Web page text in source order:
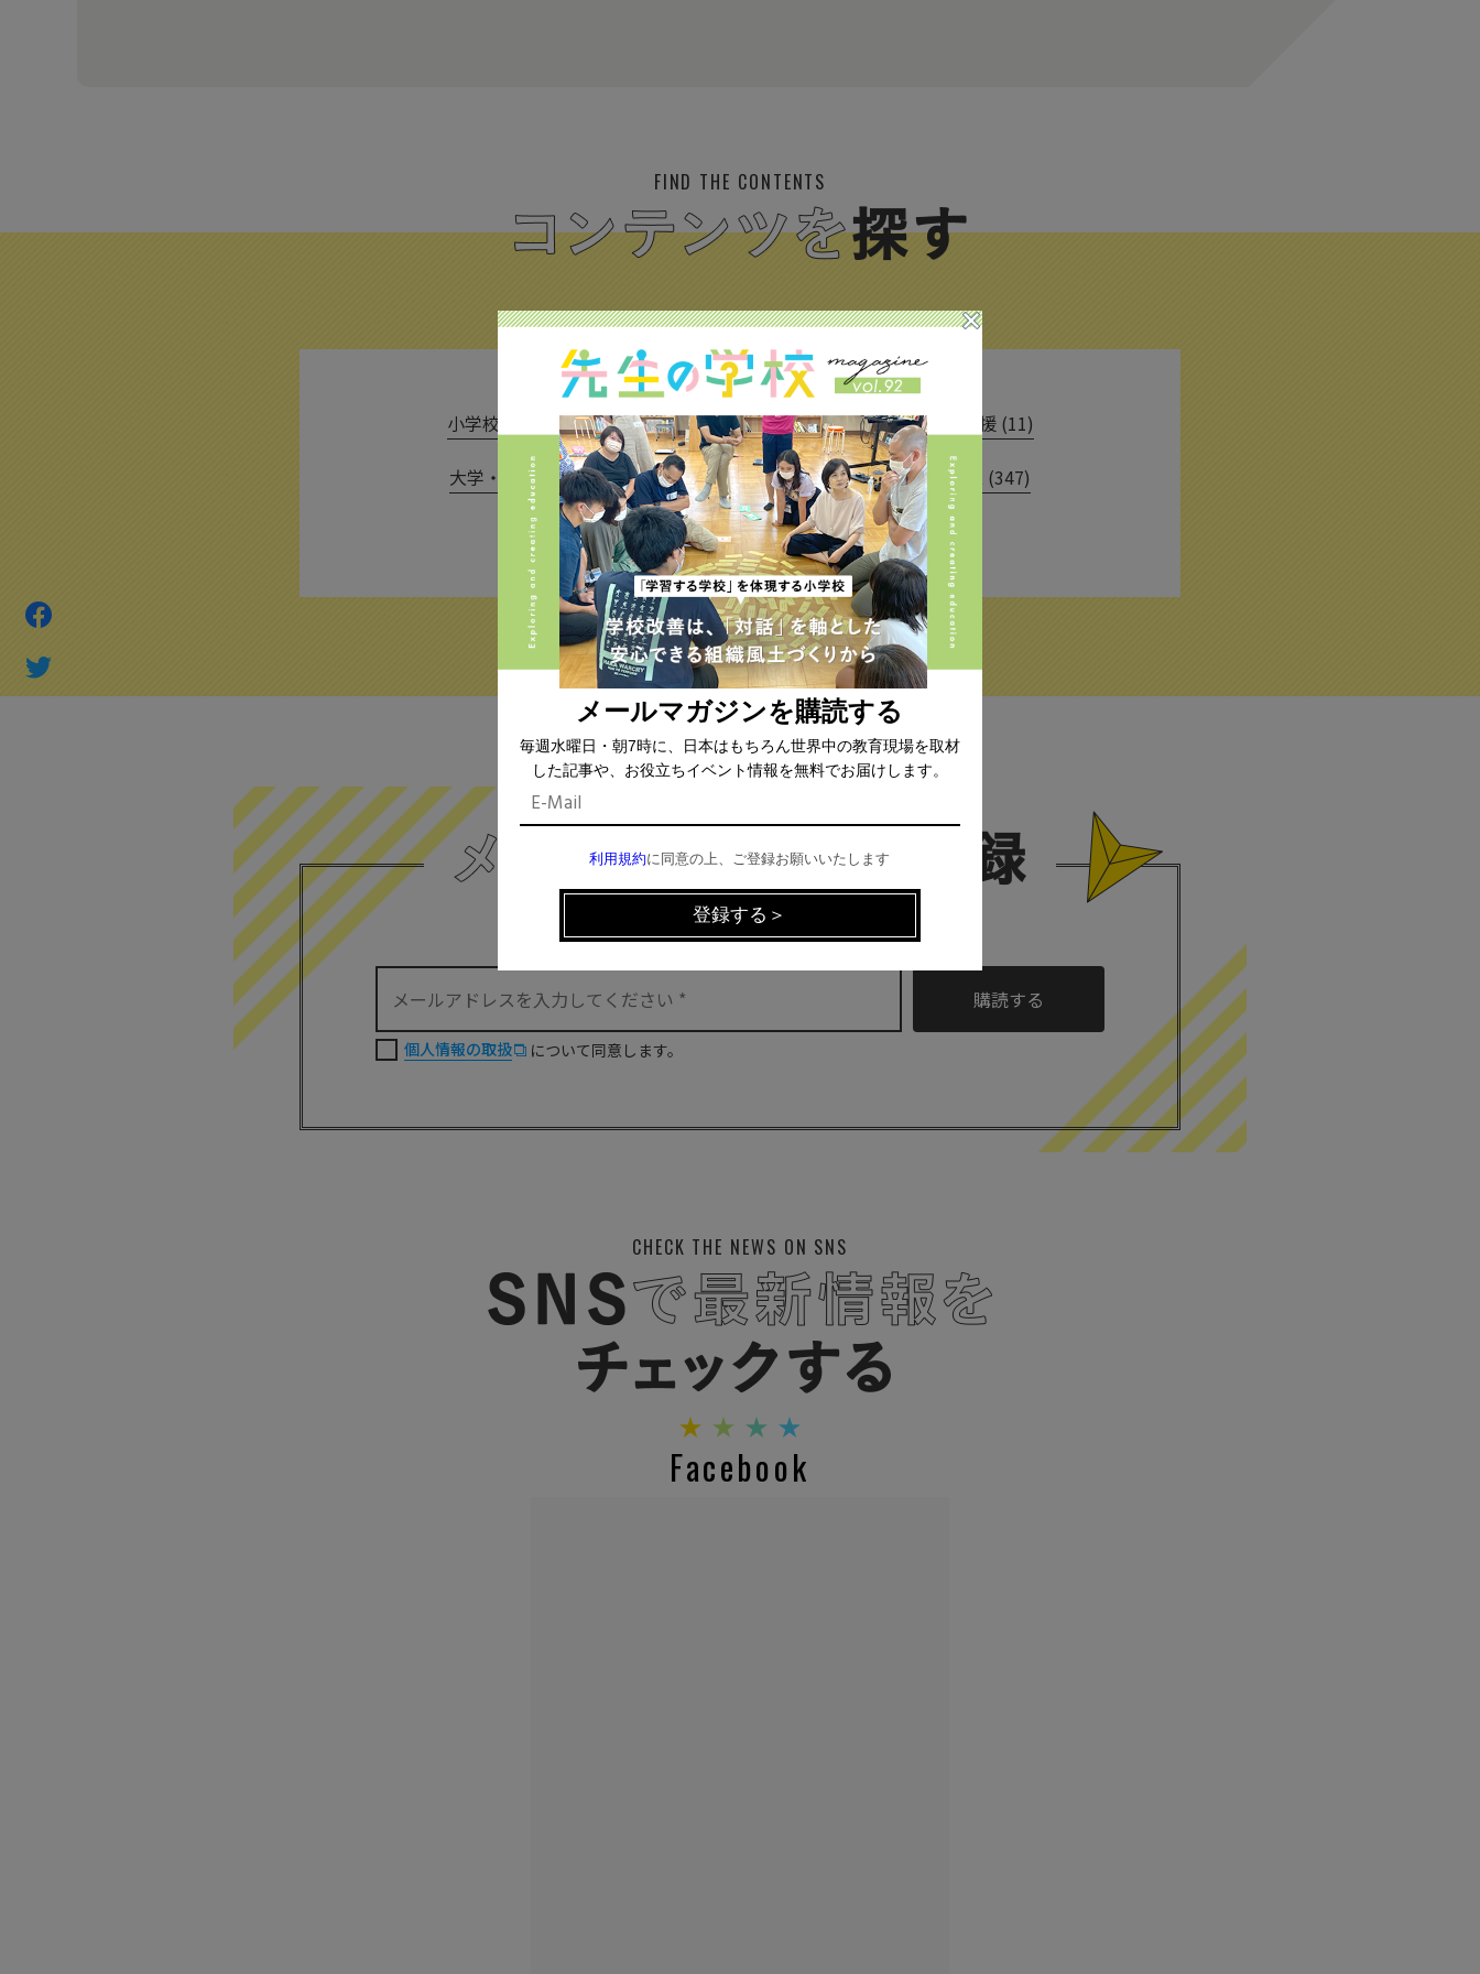
FIND THE CONTENTS
校種から探す テーマから探す
小学校 (293) 中学校 (261) 高校 (293) 一貫校 (65) 特別支援 (11)
大学・専門学校 (17) 保育園・幼稚園 (1) 民間企業 (63) 公立 (347)
私立 (356) オルタナティブスクール (18) 教育委員会 (4)
イベント、記事などの最新情報をお届け！
個人情報の取扱 について同意します。
CHECK THE NEWS ON SNS
Facebook
メールマガジンを購読する
毎週水曜日・朝7時に、日本はもちろん世界中の教育現場を取材
した記事や、お役立ちイベント情報を無料でお届けします。
利用規約に同意の上、ご登録お願いいたします